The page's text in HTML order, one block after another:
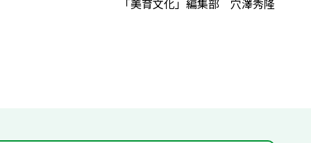
「美育文化」編集部 穴澤秀隆